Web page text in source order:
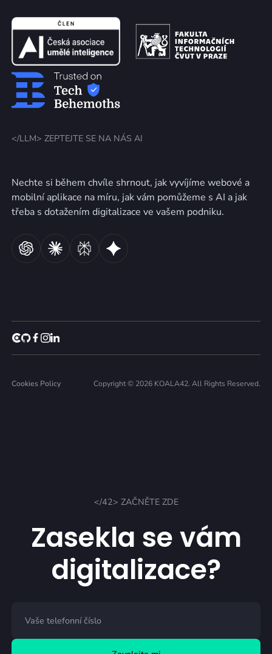
</LLM> ZEPTEJTE SE NA NÁS AI
Nechte si během chvíle shrnout, jak vyvíjíme webové a
mobilní aplikace na míru, jak vám pomůžeme s AI a jak
třeba s dotažením digitalizace ve vašem podniku.
Cookies Policy Copyright © 2026 KOALA42. All Rights Reserved.
</42> ZAČNĚTE ZDE
Zasekla se vám
digitalizace?